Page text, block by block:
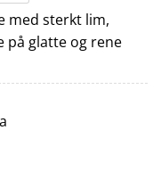
med sterkt lim,
på glatte og rene
antall